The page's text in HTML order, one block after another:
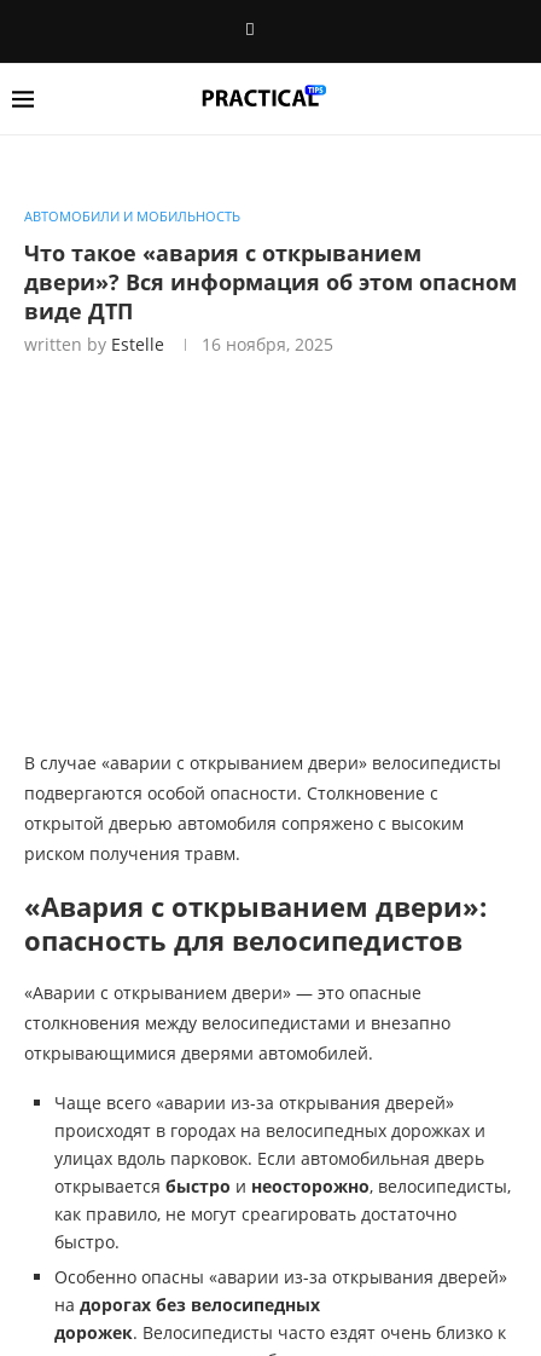
АВТОМОБИЛИ И МОБИЛЬНОСТЬ
Что такое «авария с открыванием
двери»? Вся информация об этом опасном
виде ДТП
written by Estelle 16 ноября, 2025
В случае «аварии с открыванием двери» велосипедисты
подвергаются особой опасности. Столкновение с
открытой дверью автомобиля сопряжено с высоким
риском получения травм.
«Авария с открыванием двери»:
опасность для велосипедистов
«Аварии с открыванием двери» — это опасные
столкновения между велосипедистами и внезапно
открывающимися дверями автомобилей.
Чаще всего «аварии из-за открывания дверей»
происходят в городах на велосипедных дорожках и
улицах вдоль парковок. Если автомобильная дверь
открывается быстро и неосторожно, велосипедисты,
как правило, не могут среагировать достаточно
быстро.
Особенно опасны «аварии из-за открывания дверей»
на дорогах без велосипедных
дорожек. Велосипедисты часто ездят очень близко к